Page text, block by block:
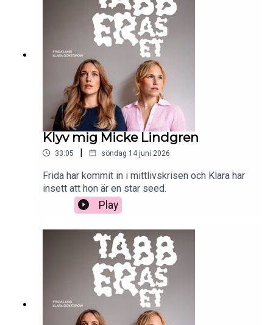
Klyv mig Micke Lindgren
33:05 | söndag 14 juni 2026
Frida har kommit in i mittlivskrisen och Klara har
insett att hon är en star seed.
Play